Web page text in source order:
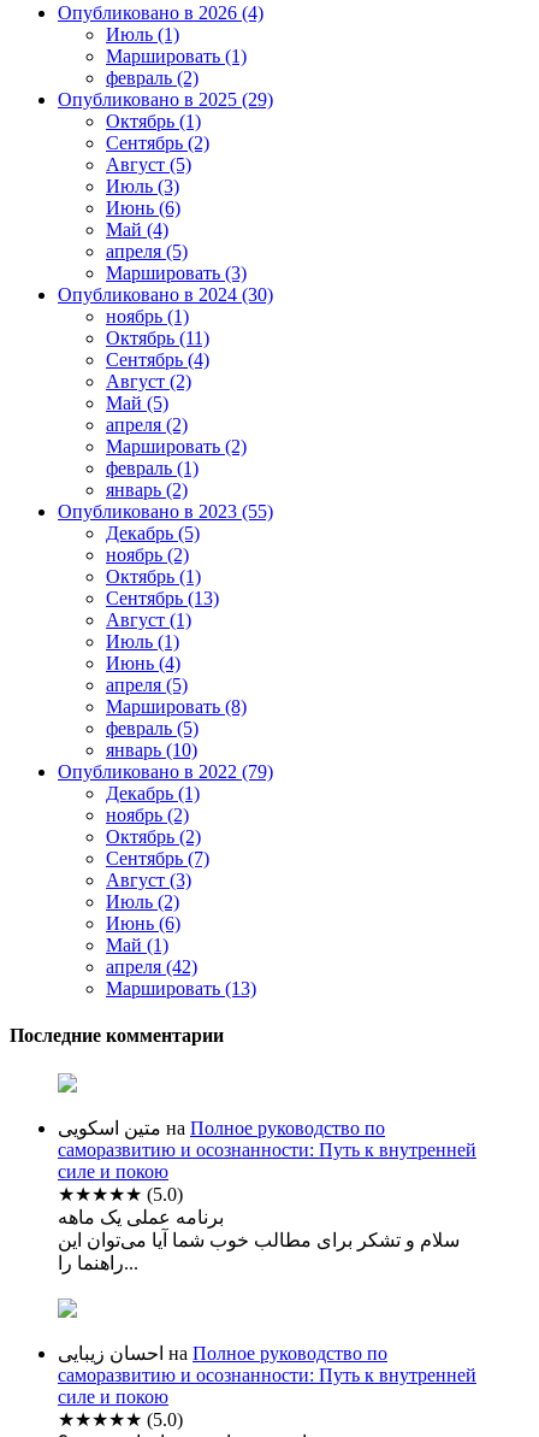
Опубликовано в 2026 (4)
Июль (1)
Маршировать (1)
февраль (2)
Опубликовано в 2025 (29)
Октябрь (1)
Сентябрь (2)
Август (5)
Июль (3)
Июнь (6)
Май (4)
апреля (5)
Маршировать (3)
Опубликовано в 2024 (30)
ноябрь (1)
Октябрь (11)
Сентябрь (4)
Август (2)
Май (5)
апреля (2)
Маршировать (2)
февраль (1)
январь (2)
Опубликовано в 2023 (55)
Декабрь (5)
ноябрь (2)
Октябрь (1)
Сентябрь (13)
Август (1)
Июль (1)
Июнь (4)
апреля (5)
Маршировать (8)
февраль (5)
январь (10)
Опубликовано в 2022 (79)
Декабрь (1)
ноябрь (2)
Октябрь (2)
Сентябрь (7)
Август (3)
Июль (2)
Июнь (6)
Май (1)
апреля (42)
Маршировать (13)
Последние комментарии
متین اسکویی на Полное руководство по
саморазвитию и осознанности: Путь к внутренней
силе и покою
★★★★★ (5.0)
برنامه عملی یک ماهه
سلام و تشکر برای مطالب خوب شما آیا می‌توان این
راهنما را...
احسان زیبایی на Полное руководство по
саморазвитию и осознанности: Путь к внутренней
силе и покою
★★★★★ (5.0)